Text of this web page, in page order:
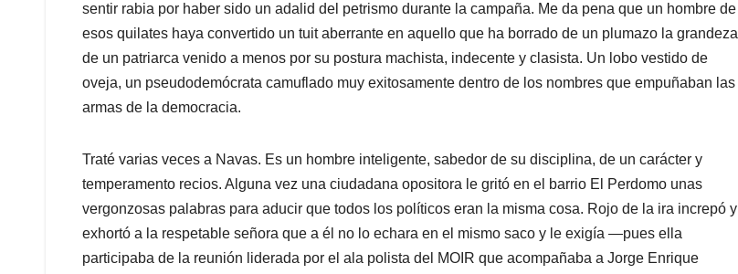
sentir rabia por haber sido un adalid del petrismo durante la campaña. Me da pena que un hombre de
esos quilates haya convertido un tuit aberrante en aquello que ha borrado de un plumazo la grandeza
de un patriarca venido a menos por su postura machista, indecente y clasista. Un lobo vestido de
oveja, un pseudodemócrata camuflado muy exitosamente dentro de los nombres que empuñaban las
armas de la democracia.
Traté varias veces a Navas. Es un hombre inteligente, sabedor de su disciplina, de un carácter y
temperamento recios. Alguna vez una ciudadana opositora le gritó en el barrio El Perdomo unas
vergonzosas palabras para aducir que todos los políticos eran la misma cosa. Rojo de la ira increpó y
exhortó a la respetable señora que a él no lo echara en el mismo saco y le exigía —pues ella
participaba de la reunión liderada por el ala polista del MOIR que acompañaba a Jorge Enrique